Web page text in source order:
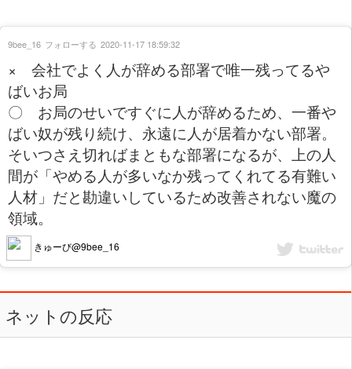
× 会社でよく人が辞める部署で唯一残ってるや
ばいお局
〇 お局のせいですぐに人が辞めるため、一番や
ばい奴が残り続け、永遠に人が居着かない部署。
そいつさえ切ればまともな部署になるが、上の人
間が「やめる人が多いなか残ってくれてる有難い
人材」だと勘違いしているため改善されない魔の
領域。
きゅーび@9bee_16
9bee_16 フォローする 2020-11-17 18:59:32
ネットの反応